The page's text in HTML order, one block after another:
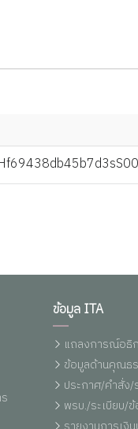
ข้อมูล ITA
แถลงการณ์อธิ
ข้อมูลด้านคุณธ
ประกาศ/คำสั่ง/
พรบ./ระเบียบ/